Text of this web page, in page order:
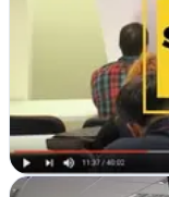
Bilbao, Vizcaya
Desde Bilbao,
de marketing en
garantizado
Ver fichacompleta